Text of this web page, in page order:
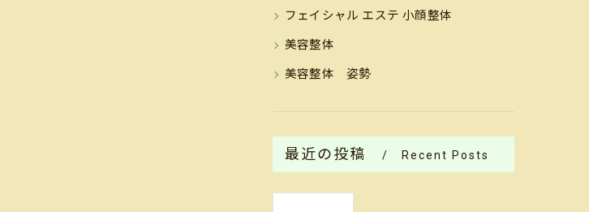
フェイシャル エステ 小顔整体
美容整体
美容整体 姿勢
最近の投稿 Recent Posts